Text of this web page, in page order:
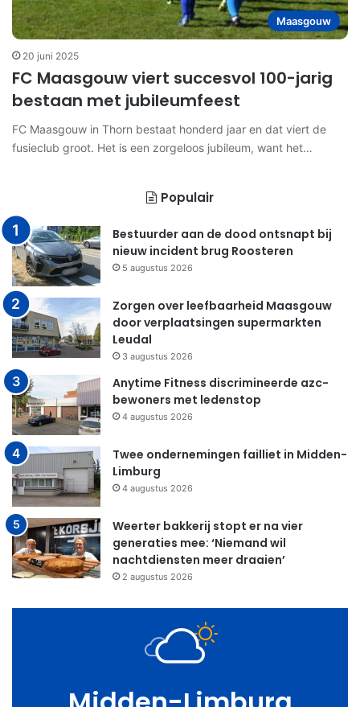
Maasgouw
20 juni 2025
FC Maasgouw viert succesvol 100-jarig
bestaan met jubileumfeest
FC Maasgouw in Thorn bestaat honderd jaar en dat viert de
fusieclub groot. Het is een zorgeloos jubileum, want het…
Populair
Bestuurder aan de dood ontsnapt bij
nieuw incident brug Roosteren
5 augustus 2026
Zorgen over leefbaarheid Maasgouw
door verplaatsingen supermarkten
Leudal
3 augustus 2026
Anytime Fitness discrimineerde azc-
bewoners met ledenstop
4 augustus 2026
Twee ondernemingen failliet in Midden-
Limburg
4 augustus 2026
Weerter bakkerij stopt er na vier
generaties mee: ‘Niemand wil
nachtdiensten meer draaien’
2 augustus 2026